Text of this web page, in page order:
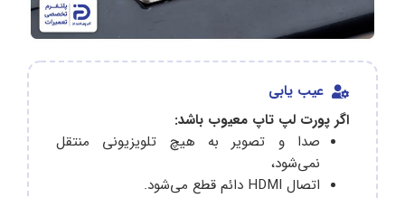
عیب یابی
اگر پورت لپ تاپ معیوب باشد:
صدا و تصویر به هیچ تلویزیونی منتقل
نمی‌شود،
اتصال HDMI دائم قطع می‌شود.